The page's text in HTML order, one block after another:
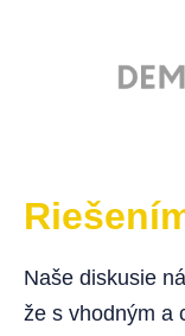
Naše diskusie
že s vhodným a